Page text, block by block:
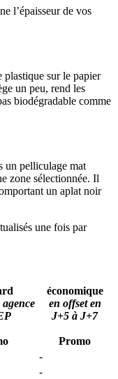
l’épaisseur de vos
sur le papier
un peu, rend les
biodégradable comme
un pelliculage mat
zone sélectionnée. Il
un aplat noir
une fois par
économique
en offset en
J+5 à J+7
Promo
-
-